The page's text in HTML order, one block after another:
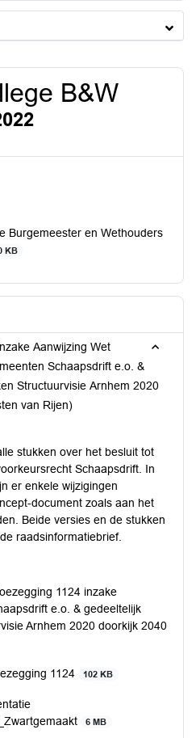
B&W
Burgemeester en Wethouders
KB
Aanwijzing Wet
Schaapsdrift e.o. &
Structuurvisie Arnhem 2020
van Rijen)
stukken over het besluit tot
Schaapsdrift. In
er enkele wijzigingen
document zoals aan het
Beide versies en de stukken
raadsinformatiebrief.
1124 inzake
e.o. & gedeeltelijk
Arnhem 2020 doorkijk 2040
1124 102 KB
6 MB